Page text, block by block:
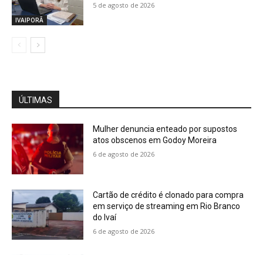
IVAIPORÃ
5 de agosto de 2026
ÚLTIMAS
Mulher denuncia enteado por supostos
atos obscenos em Godoy Moreira
6 de agosto de 2026
Cartão de crédito é clonado para compra
em serviço de streaming em Rio Branco
do Ivaí
6 de agosto de 2026